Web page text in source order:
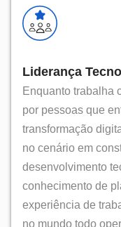
Liderança
Enquanto trabalha
por pessoas que
transformação
no cenário em
desenvolvimento
conhecimento de
experiência de
no mundo todo